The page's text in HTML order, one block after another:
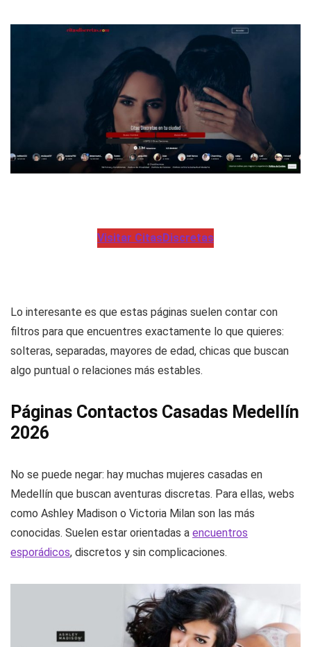
Visitar CitasDiscretas
Lo interesante es que estas páginas suelen contar con
filtros para que encuentres exactamente lo que quieres:
solteras, separadas, mayores de edad, chicas que buscan
algo puntual o relaciones más estables.
Páginas Contactos Casadas Medellín
2026
No se puede negar: hay muchas mujeres casadas en
Medellín que buscan aventuras discretas. Para ellas, webs
como Ashley Madison o Victoria Milan son las más
conocidas. Suelen estar orientadas a encuentros
esporádicos, discretos y sin complicaciones.